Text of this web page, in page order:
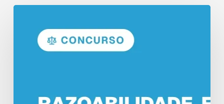
Proporcionalidade